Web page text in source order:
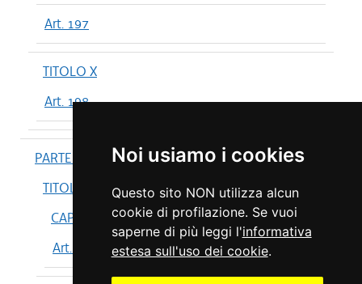
Noi usiamo i cookies
Questo sito NON utilizza alcun
cookie di profilazione. Se vuoi
saperne di più leggi l'informativa
estesa sull'uso dei cookie.
Art. 197
TITOLO X
Art. 198
PARTE IV
TITOLO I
CAPO I
Art. 199